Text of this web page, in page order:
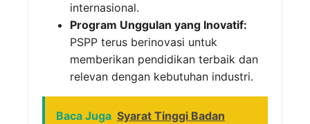
internasional.
Program Unggulan yang Inovatif:
PSPP terus berinovasi untuk
memberikan pendidikan terbaik dan
relevan dengan kebutuhan industri.
Baca Juga Syarat Tinggi Badan